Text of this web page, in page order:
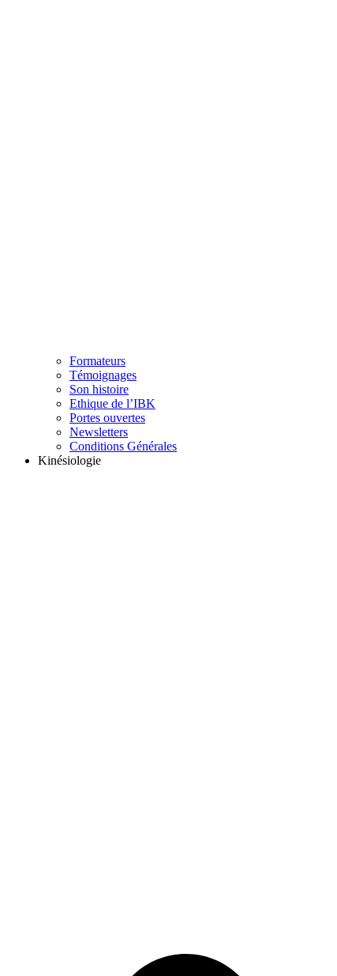
Formateurs
Témoignages
Son histoire
Ethique de l’IBK
Portes ouvertes
Newsletters
Conditions Générales
Kinésiologie